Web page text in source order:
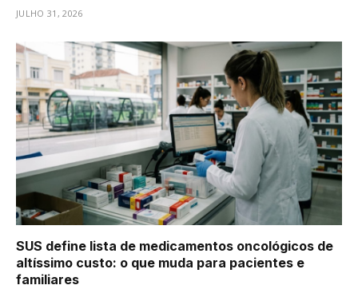
JULHO 31, 2026
SUS define lista de medicamentos oncológicos de
altíssimo custo: o que muda para pacientes e
familiares